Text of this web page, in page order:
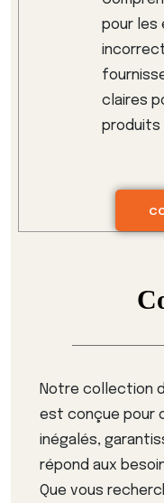
pour les
claires
produits
Notre collection
est conçue pour
inégalés,
répond aux
Que vous